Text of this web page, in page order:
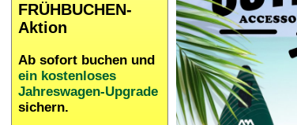
FRÜHBUCHEN-
Aktion
Ab sofort buchen und
ein kostenloses
Jahreswagen-Upgrade
sichern.